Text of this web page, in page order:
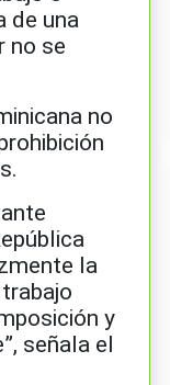
de una
no se
no
la
y
señala el